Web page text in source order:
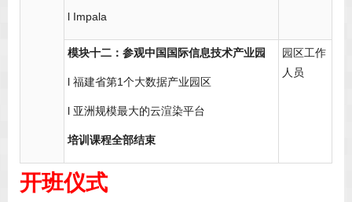
l Impala
模块十二：参观中国国际信息技术产业园
l 福建省第1个大数据产业园区
l 亚洲规模最大的云渲染平台
培训课程全部结束
园区工作
人员
开班仪式